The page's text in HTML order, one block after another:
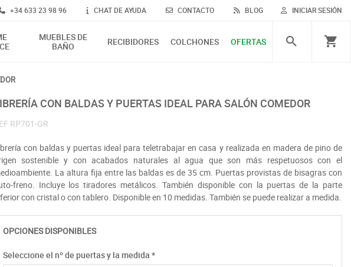
INICIAR SESIÓN
+34 633 23 98 96 CHAT DE AYUDA CONTACTO BLOG
MUEBLES DE
BAÑO
RECIBIDORES COLCHONES OFERTAS
CON BALDAS Y PUERTAS IDEAL PARA SALÓN COMEDOR
RP701-GR
con baldas y puertas ideal para teletrabajar en casa y realizada en madera de pino de
sostenible y con acabados naturales al agua que son más respetuosos con el
La altura fija entre las baldas es de 35 cm. Puertas provistas de bisagras con
freno. Incluye los tiradores metálicos. También disponible con la puertas de la parte
con cristal o con tablero. Disponible en 10 medidas. También se puede realizar a medida.
OPCIONES DISPONIBLES
Seleccione el nº de puertas y la medida *